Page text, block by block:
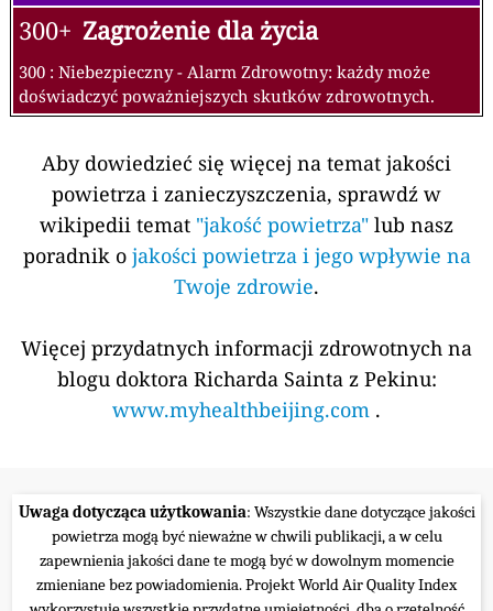
300+ Zagrożenie dla życia
300 : Niebezpieczny - Alarm Zdrowotny: każdy może
doświadczyć poważniejszych skutków zdrowotnych.
Aby dowiedzieć się więcej na temat jakości
powietrza i zanieczyszczenia, sprawdź w
wikipedii temat "jakość powietrza" lub nasz
poradnik o jakości powietrza i jego wpływie na
Twoje zdrowie.
Więcej przydatnych informacji zdrowotnych na
blogu doktora Richarda Sainta z Pekinu:
www.myhealthbeijing.com .
Uwaga dotycząca użytkowania: Wszystkie dane dotyczące jakości
powietrza mogą być nieważne w chwili publikacji, a w celu
zapewnienia jakości dane te mogą być w dowolnym momencie
zmieniane bez powiadomienia. Projekt World Air Quality Index